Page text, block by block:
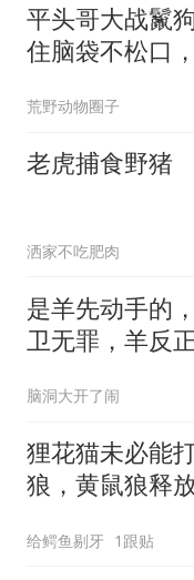
平头哥大战鬣
住脑袋不松口
荒野动物圈子
老虎捕食野猪
洒家不吃肥肉
是羊先动手的
卫无罪，羊反
脑洞大开了闹
狸花猫未必能
狼，黄鼠狼释
给鳄鱼剔牙 1跟贴